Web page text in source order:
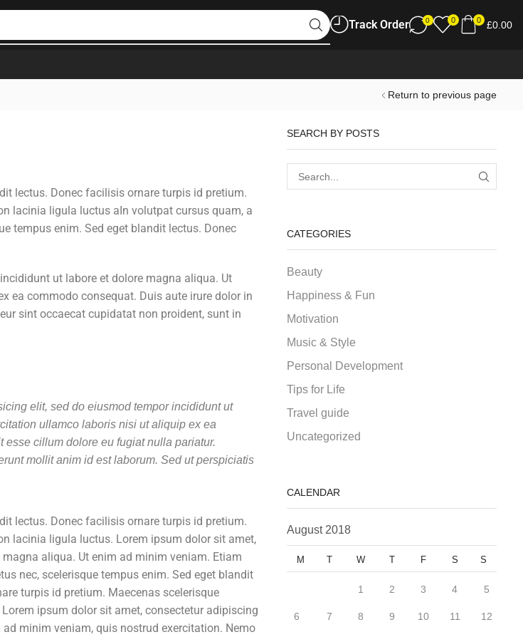
Track Order 0 0 0 £0.00
Return to previous page
lectus. Donec facilisis ornare turpis id pretium.
lacinia ligula luctus aIn volutpat cursus quam, a
tempus enim. Sed eget blandit lectus. Donec
ut labore et dolore magna aliqua. Ut
ea commodo consequat. Duis aute irure dolor in
sint occaecat cupidatat non proident, sunt in
elit, sed do eiusmod tempor incididunt ut
ullamco laboris nisi ut aliquip ex ea
cillum dolore eu fugiat nulla pariatur.
mollit anim id est laborum. Sed ut perspiciatis
lectus. Donec facilisis ornare turpis id pretium.
lacinia ligula luctus. Lorem ipsum dolor sit amet,
aliqua. Ut enim ad minim veniam. Etiam
nec, scelerisque tempus enim. Sed eget blandit
turpis id pretium. Maecenas scelerisque
ipsum dolor sit amet, consectetur adipiscing
minim veniam, quis nostrud exercitation. Nemo
SEARCH BY POSTS
CATEGORIES
Beauty
Happiness & Fun
Motivation
Music & Style
Personal Development
Tips for Life
Travel guide
Uncategorized
CALENDAR
August 2018
M T W T F S S
1 2 3 4 5
6 7 8 9 10 11 12